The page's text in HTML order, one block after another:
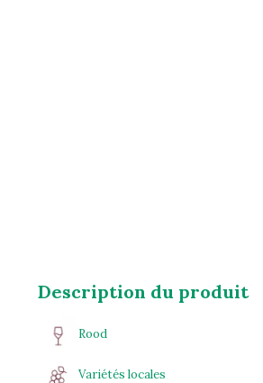
Description du produit
Rood
Variétés locales